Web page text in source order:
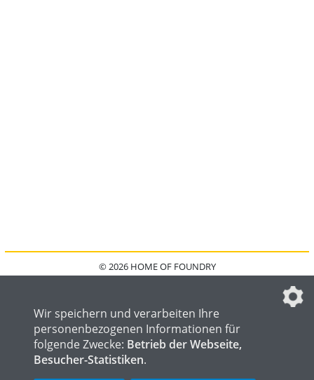
© 2026 HOME OF FOUNDRY
DATENSCHUTZEINSTELLUNGEN
Wir speichern und verarbeiten Ihre
personenbezogenen Informationen für
folgende Zwecke: Betrieb der Webseite,
Besucher-Statistiken.